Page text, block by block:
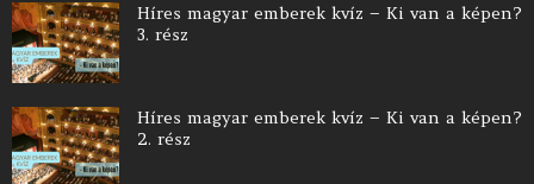
Híres magyar emberek kvíz – Ki van a képen?
3. rész
Híres magyar emberek kvíz – Ki van a képen?
2. rész